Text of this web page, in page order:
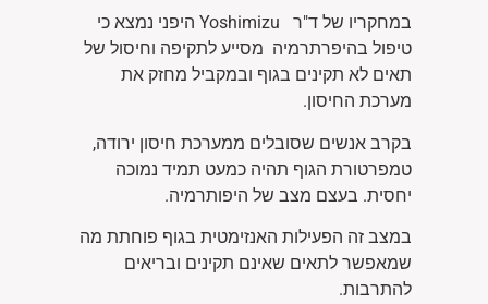
במחקריו של ד"ר Yoshimizu היפני נמצא כי
טיפול בהיפרתרמיה מסייע לתקיפה וחיסול של
תאים לא תקינים בגוף ובמקביל מחזק את
מערכת החיסון.
בקרב אנשים שסובלים ממערכת חיסון ירודה,
טמפרטורת הגוף תהיה כמעט תמיד נמוכה
יחסית. בעצם מצב של היפותרמיה.
במצב זה הפעילות האנזימטית בגוף פוחתת מה
שמאפשר לתאים שאינם תקינים ובריאים
להתרבות.